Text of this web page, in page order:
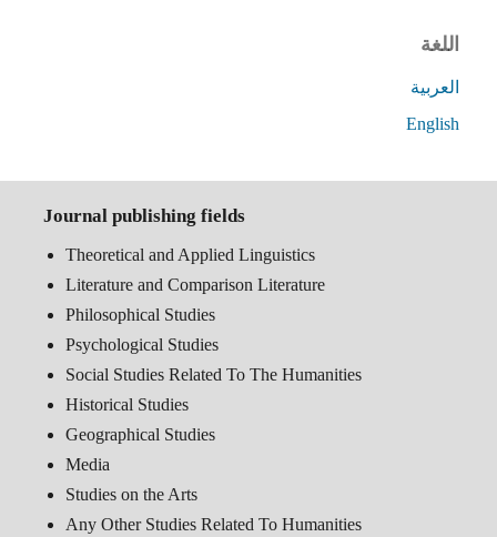
اللغة
العربية
English
Journal publishing fields
Theoretical and Applied Linguistics
Literature and Comparison Literature
Philosophical Studies
Psychological Studies
Social Studies Related To The Humanities
Historical Studies
Geographical Studies
Media
Studies on the Arts
Any Other Studies Related To Humanities